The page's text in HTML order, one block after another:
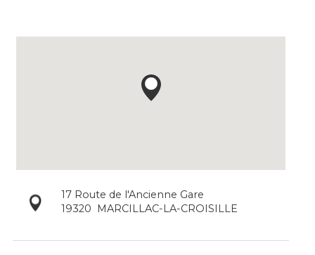
17 Route de l'Ancienne Gare
19320
MARCILLAC-LA-CROISILLE